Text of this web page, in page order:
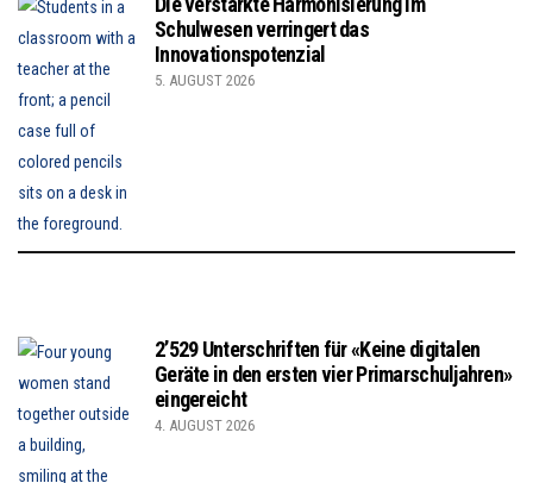
Schulwesen verringert das
Innovationspotenzial
5. AUGUST 2026
2’529 Unterschriften für «Keine digitalen
Geräte in den ersten vier Primarschuljahren»
eingereicht
4. AUGUST 2026